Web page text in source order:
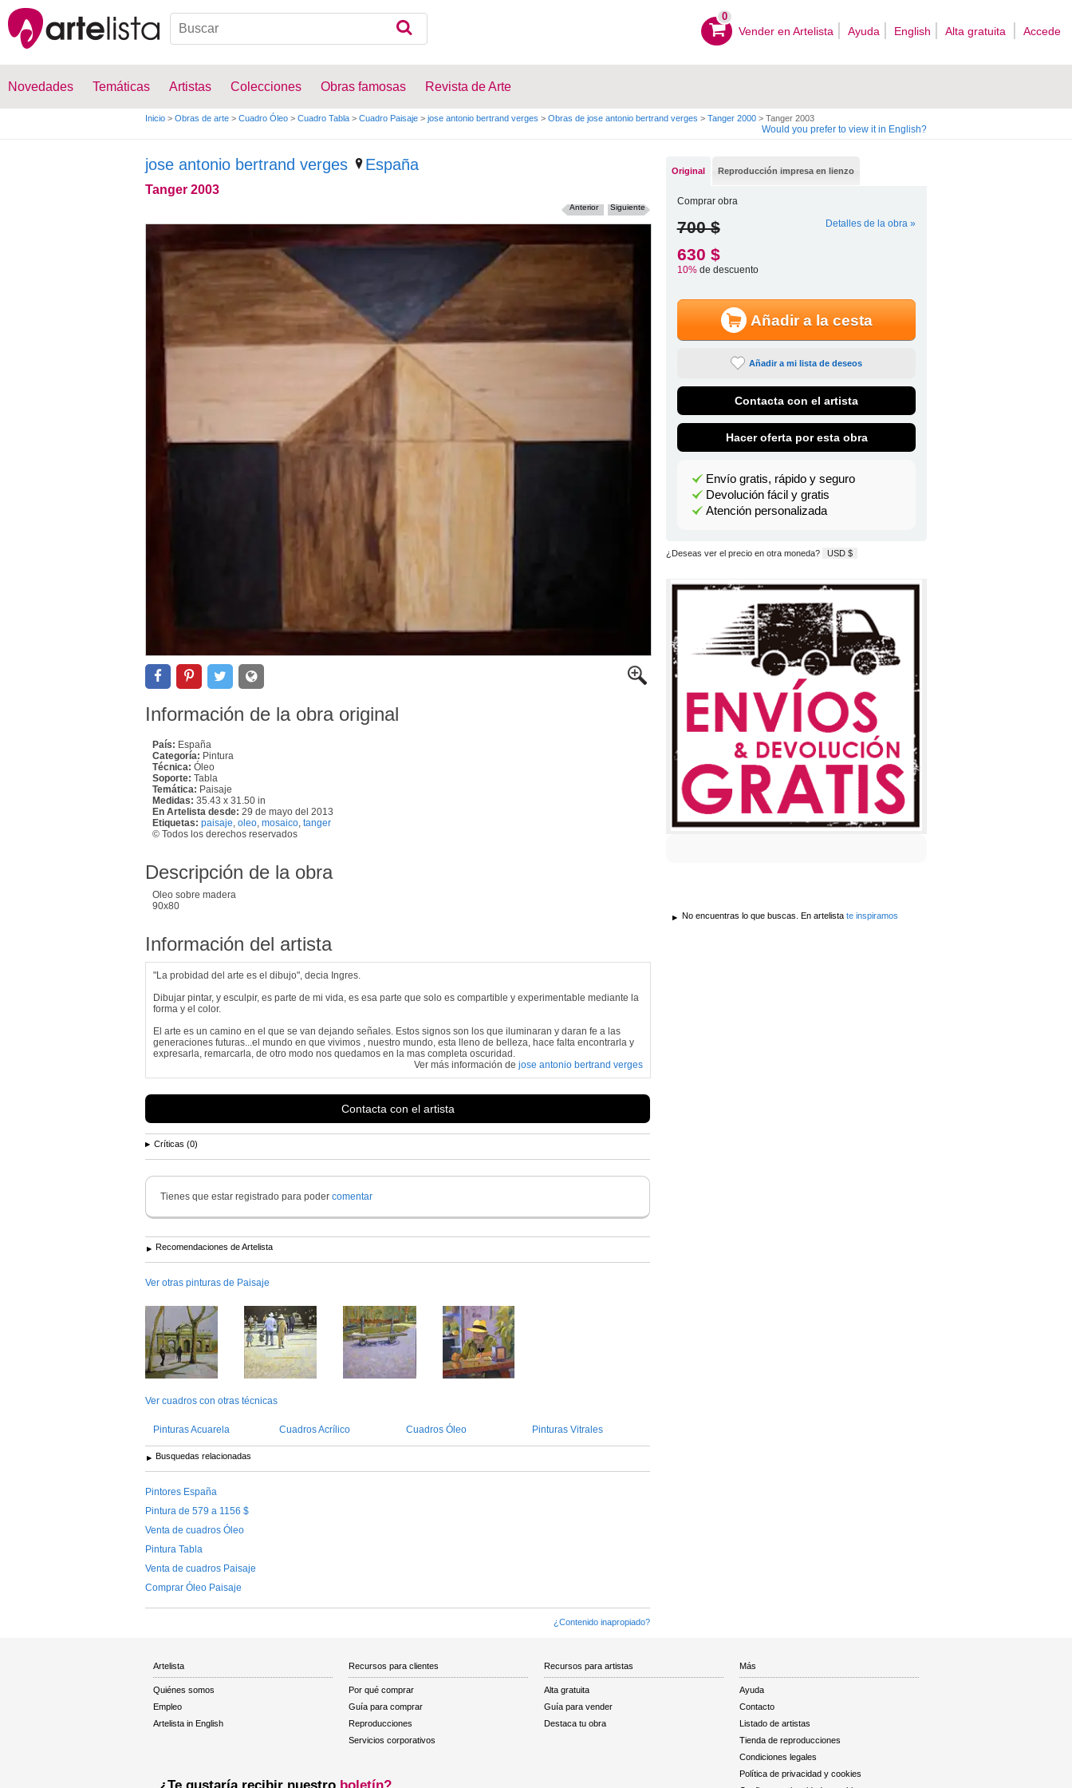
0
Vender en Artelista Ayuda English Alta gratuita Accede
Novedades Temáticas Artistas Colecciones Obras famosas Revista de Arte
Inicio > Obras de arte > Cuadro Óleo > Cuadro Tabla > Cuadro Paisaje > jose antonio bertrand verges > Obras de jose antonio bertrand verges > Tanger 2000 > Tanger 2003
Would you prefer to view it in English?
jose antonio bertrand verges España
Tanger 2003
Siguiente
Anterior
Información de la obra original
País: España
Categoría: Pintura
Técnica: Óleo
Soporte: Tabla
Temática: Paisaje
Medidas: 35.43 x 31.50 in
En Artelista desde: 29 de mayo del 2013
Etiquetas: paisaje oleo mosaico tanger
© Todos los derechos reservados
Descripción de la obra
Oleo sobre madera
90x80
Información del artista
"La probidad del arte es el dibujo", decia Ingres.
Dibujar pintar, y esculpir, es parte de mi vida, es esa parte que solo es compartible y experimentable mediante la
forma y el color.
El arte es un camino en el que se van dejando señales. Estos signos son los que iluminaran y daran fe a las
generaciones futuras...el mundo en que vivimos , nuestro mundo, esta lleno de belleza, hace falta encontrarla y
expresarla, remarcarla, de otro modo nos quedamos en la mas completa oscuridad.
Ver más información de jose antonio bertrand verges
Contacta con el artista
Críticas (0)
Tienes que estar registrado para poder comentar
Recomendaciones de Artelista
Ver otras pinturas de Paisaje
Ver cuadros con otras técnicas
Pinturas Acuarela Cuadros Acrílico Cuadros Óleo Pinturas Vitrales
Busquedas relacionadas
Pintores España
Pintura de 579 a 1156 $
Venta de cuadros Óleo
Pintura Tabla
Venta de cuadros Paisaje
Comprar Óleo Paisaje
¿Contenido inapropiado?
Original Reproducción impresa en lienzo
Comprar obra
700 $ Detalles de la obra »
630 $
10%de descuento
Añadir a la cesta
Añadir a mi lista de deseos
Contacta con el artista
Hacer oferta por esta obra
Envío gratis, rápido y seguro
Devolución fácil y gratis
Atención personalizada
¿Deseas ver el precio en otra moneda? USD $
No encuentras lo que buscas. En artelista te inspiramos
Artelista
Quiénes somos
Empleo
Artelista in English
Recursos para clientes
Por qué comprar
Guía para comprar
Reproducciones
Servicios corporativos
Recursos para artistas
Alta gratuita
Guía para vender
Destaca tu obra
Más
Ayuda
Contacto
Listado de artistas
Tienda de reproducciones
Condiciones legales
Política de privacidad y cookies
¿Te gustaría recibir nuestro boletín?